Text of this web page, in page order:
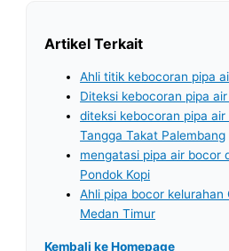
Artikel Terkait
Ahli titik kebocoran pipa
Diteksi kebocoran pipa
diteksi kebocoran pipa air
Tangga Takat Palembang
mengatasi pipa air bocor
Pondok Kopi
Ahli pipa bocor kelurahan
Medan Timur
Kembali ke Homepage